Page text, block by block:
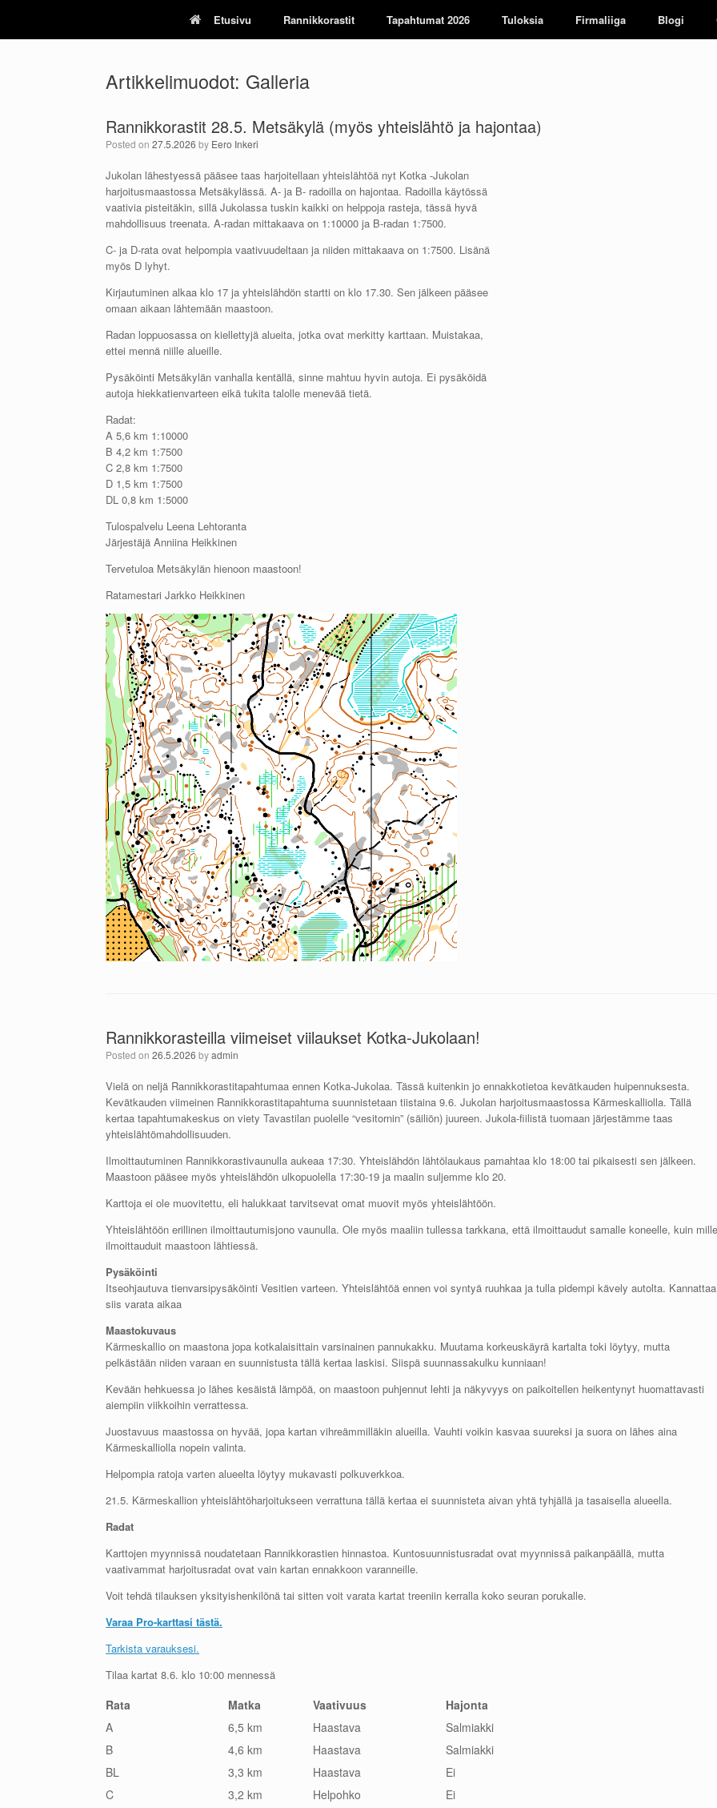
content
Etusivu Rannikkorastit Tapahtumat 2026 Tuloksia Firmaliiga Blogi
Artikkelimuodot: Galleria
Rannikkorastit 28.5. Metsäkylä (myös yhteislähtö ja hajontaa)
Posted on 27.5.2026 by Eero Inkeri
Jukolan lähestyessä pääsee taas harjoitellaan yhteislähtöä nyt Kotka -Jukolan
harjoitusmaastossa Metsäkylässä. A- ja B- radoilla on hajontaa. Radoilla käytössä
vaativia pisteitäkin, sillä Jukolassa tuskin kaikki on helppoja rasteja, tässä hyvä
mahdollisuus treenata. A-radan mittakaava on 1:10000 ja B-radan 1:7500.
C- ja D-rata ovat helpompia vaativuudeltaan ja niiden mittakaava on 1:7500. Lisänä
myös D lyhyt.
Kirjautuminen alkaa klo 17 ja yhteislähdön startti on klo 17.30. Sen jälkeen pääsee
omaan aikaan lähtemään maastoon.
Radan loppuosassa on kiellettyjä alueita, jotka ovat merkitty karttaan. Muistakaa,
ettei mennä niille alueille.
Pysäköinti Metsäkylän vanhalla kentällä, sinne mahtuu hyvin autoja. Ei pysäköidä
autoja hiekkatienvarteen eikä tukita talolle menevää tietä.
Radat:
A 5,6 km 1:10000
B 4,2 km 1:7500
C 2,8 km 1:7500
D 1,5 km 1:7500
DL 0,8 km 1:5000
Tulospalvelu Leena Lehtoranta
Järjestäjä Anniina Heikkinen
Tervetuloa Metsäkylän hienoon maastoon!
Ratamestari Jarkko Heikkinen
Rannikkorasteilla viimeiset viilaukset Kotka-Jukolaan!
Posted on 26.5.2026 byadmin
Vielä on neljä Rannikkorastitapahtumaa ennen Kotka-Jukolaa. Tässä kuitenkin jo ennakkotietoa kevätkauden huipennuksesta.
Kevätkauden viimeinen Rannikkorastitapahtuma suunnistetaan tiistaina 9.6. Jukolan harjoitusmaastossa Kärmeskalliolla. Tällä
kertaa tapahtumakeskus on viety Tavastilan puolelle “vesitornin” (säiliön) juureen. Jukola-fiilistä tuomaan järjestämme taas
yhteislähtömahdollisuuden.
Ilmoittautuminen Rannikkorastivaunulla aukeaa 17:30. Yhteislähdön lähtölaukaus pamahtaa klo 18:00 tai pikaisesti sen jälkeen.
Maastoon pääsee myös yhteislähdön ulkopuolella 17:30-19 ja maalin suljemme klo 20.
Karttoja ei ole muovitettu, eli halukkaat tarvitsevat omat muovit myös yhteislähtöön.
Yhteislähtöön erillinen ilmoittautumisjono vaunulla. Ole myös maaliin tullessa tarkkana, että ilmoittaudut samalle koneelle, kuin mille
ilmoittauduit maastoon lähtiessä.
Pysäköinti
Itseohjautuva tienvarsipysäköinti Vesitien varteen. Yhteislähtöä ennen voi syntyä ruuhkaa ja tulla pidempi kävely autolta. Kannattaa
siis varata aikaa
Maastokuvaus
Kärmeskallio on maastona jopa kotkalaisittain varsinainen pannukakku. Muutama korkeuskäyrä kartalta toki löytyy, mutta
pelkästään niiden varaan en suunnistusta tällä kertaa laskisi. Siispä suunnassakulku kunniaan!
Kevään hehkuessa jo lähes kesäistä lämpöä, on maastoon puhjennut lehti ja näkyvyys on paikoitellen heikentynyt huomattavasti
aiempiin viikkoihin verrattessa.
Juostavuus maastossa on hyvää, jopa kartan vihreämmilläkin alueilla. Vauhti voikin kasvaa suureksi ja suora on lähes aina
Kärmeskalliolla nopein valinta.
Helpompia ratoja varten alueelta löytyy mukavasti polkuverkkoa.
21.5. Kärmeskallion yhteislähtöharjoitukseen verrattuna tällä kertaa ei suunnisteta aivan yhtä tyhjällä ja tasaisella alueella.
Radat
Karttojen myynnissä noudatetaan Rannikkorastien hinnastoa. Kuntosuunnistusradat ovat myynnissä paikanpäällä, mutta
vaativammat harjoitusradat ovat vain kartan ennakkoon varanneille.
Voit tehdä tilauksen yksityishenkilönä tai sitten voit varata kartat treeniin kerralla koko seuran porukalle.
Varaa Pro-karttasi tästä.
Tarkista varauksesi.
Tilaa kartat 8.6. klo 10:00 mennessä
Rata Matka Vaativuus
Hajonta
A
6,5 km Haastava
Salmiakki
B
4,6 km Haastava
Salmiakki
BL
3,3 km Haastava
Ei
C
3,2 km Helpohko
Ei